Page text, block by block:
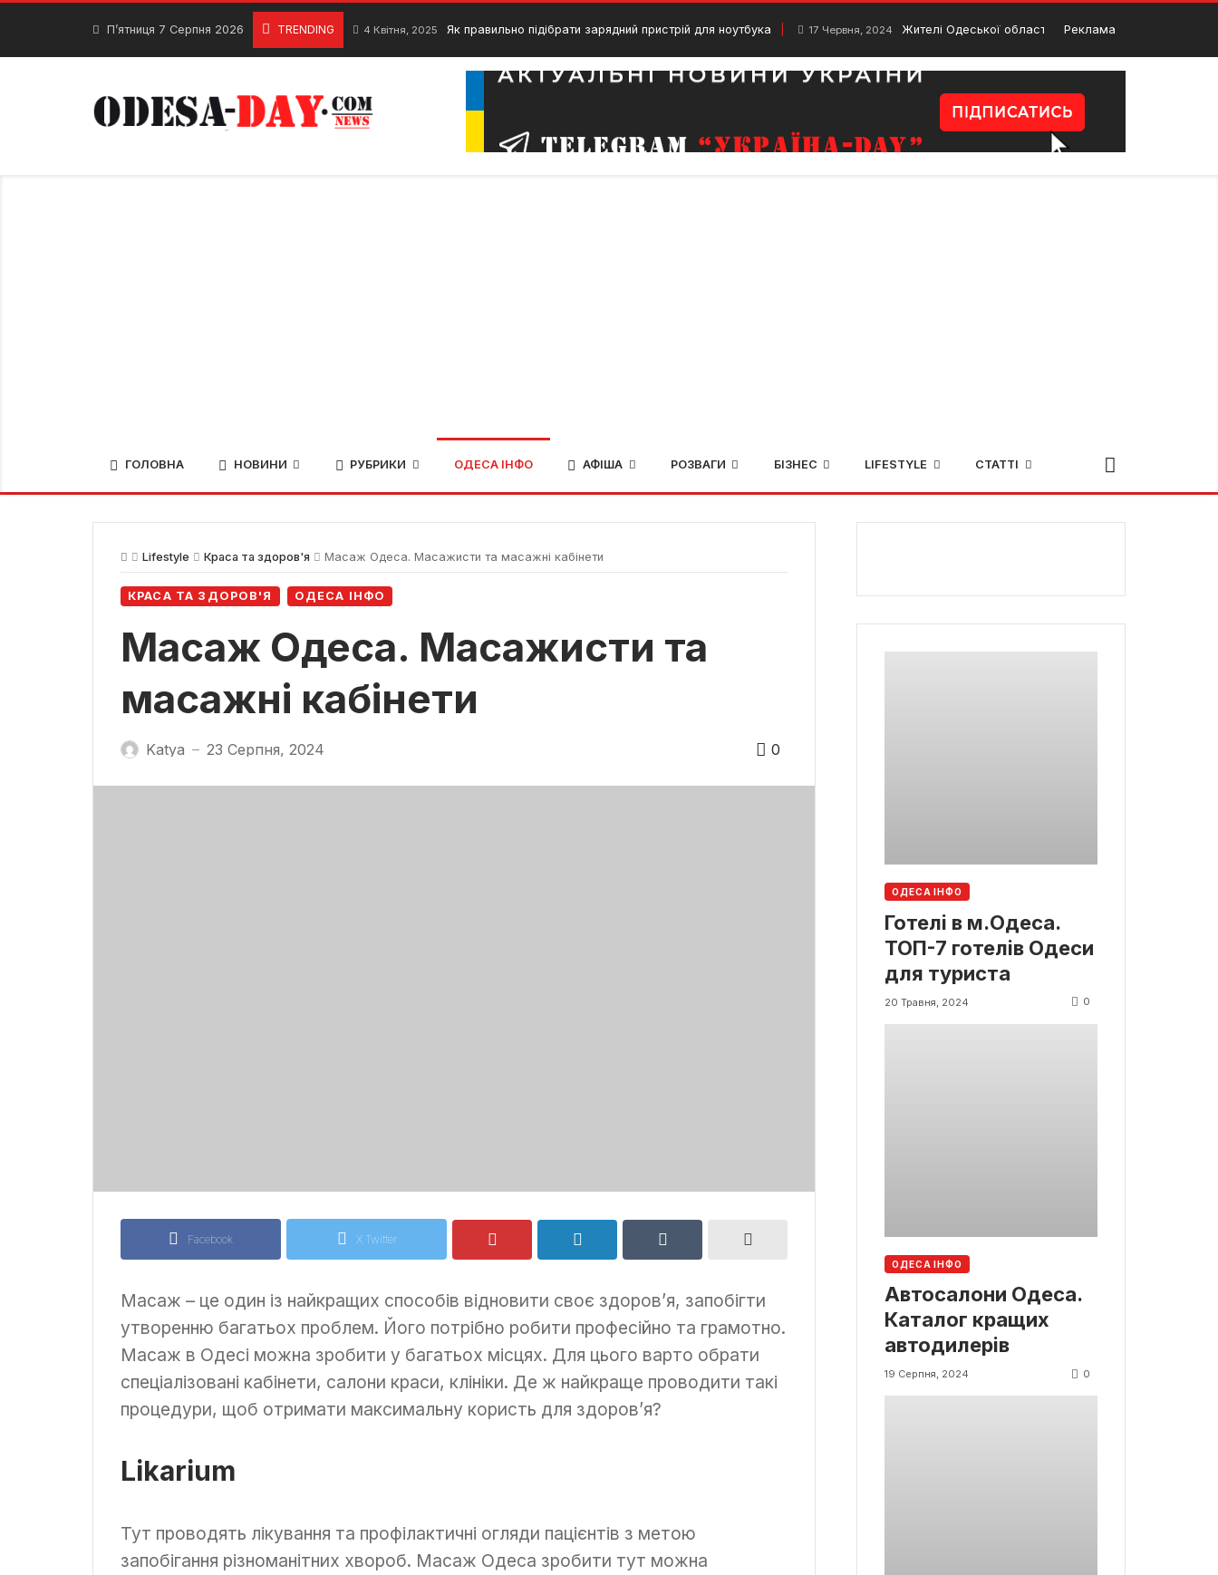
Skip
П’ятниця 7 Серпня 2026 TRENDING 4 Квітня, 2025 Як правильно підібрати зарядний пристрій для ноутбука 17 Червня, 2024 Жителі Одеської області отримали понад 41
Реклама
ГОЛОВНА НОВИНИ РУБРИКИ ОДЕСА ІНФО АФІША РОЗВАГИ БІЗНЕС LIFESTYLE СТАТТІ
Lifestyle Краса та здоров'я Масаж Одеса. Масажисти та масажні кабінети
КРАСА ТА ЗДОРОВ'Я ОДЕСА ІНФО
Масаж Одеса. Масажисти та
масажні кабінети
Katya — 23 Серпня, 2024 0
Facebook X Twitter
Масаж – це один із найкращих способів відновити своє здоров’я, запобігти
утворенню багатьох проблем. Його потрібно робити професійно та грамотно.
Масаж в Одесі можна зробити у багатьох місцях. Для цього варто обрати
спеціалізовані кабінети, салони краси, клініки. Де ж найкраще проводити такі
процедури, щоб отримати максимальну користь для здоров’я?
Likarium
Тут проводять лікування та профілактичні огляди пацієнтів з метою
запобігання різноманітних хвороб. Масаж Одеса зробити тут можна
ОДЕСА ІНФО
Готелі в м.Одеса.
ТОП-7 готелів Одеси
для туриста
20 Травня, 2024 0
ОДЕСА ІНФО
Автосалони Одеса.
Каталог кращих
автодилерів
19 Серпня, 2024 0